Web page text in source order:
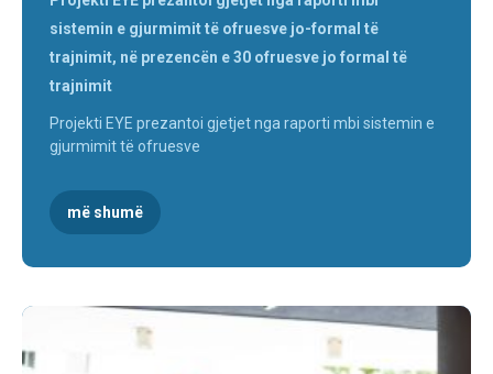
sistemin e gjurmimit të ofruesve jo-formal të
trajnimit, në prezencën e 30 ofruesve jo formal të
trajnimit
Projekti EYE prezantoi gjetjet nga raporti mbi sistemin e
gjurmimit të ofruesve
më shumë